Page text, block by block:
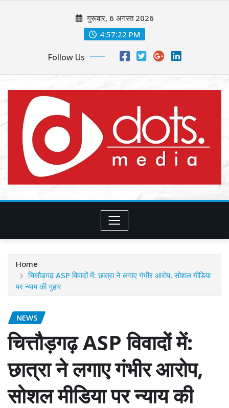
गुरूवार, 6 अगस्त 2026
4:57:24 PM
Follow Us
Home
चित्तौड़गढ़ ASP विवादों में: छात्रा ने लगाए गंभीर आरोप, सोशल मीडिया
पर न्याय की गुहार
NEWS
चित्तौड़गढ़ ASP विवादों में:
छात्रा ने लगाए गंभीर आरोप,
सोशल मीडिया पर न्याय की